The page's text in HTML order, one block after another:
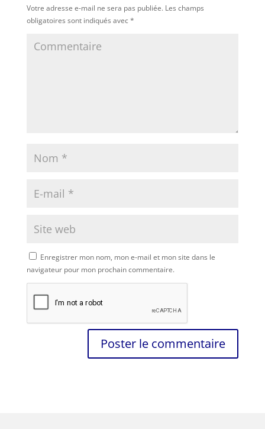
Votre adresse e-mail ne sera pas publiée.Les champs
obligatoires sont indiqués avec*
Enregistrer mon nom, mon e-mail et mon site dans le
navigateur pour mon prochain commentaire.